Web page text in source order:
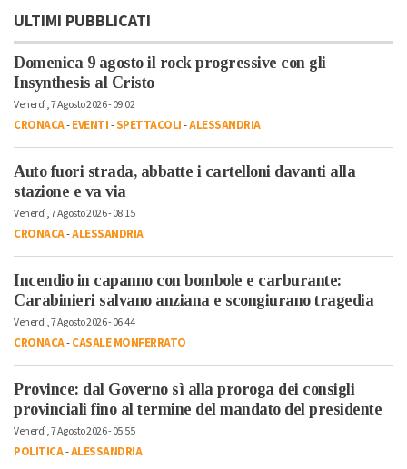
ULTIMI PUBBLICATI
Domenica 9 agosto il rock progressive con gli
Insynthesis al Cristo
Venerdì, 7 Agosto 2026 - 09:02
CRONACA-EVENTI-SPETTACOLI-ALESSANDRIA
Auto fuori strada, abbatte i cartelloni davanti alla
stazione e va via
Venerdì, 7 Agosto 2026 - 08:15
CRONACA-ALESSANDRIA
Incendio in capanno con bombole e carburante:
Carabinieri salvano anziana e scongiurano tragedia
Venerdì, 7 Agosto 2026 - 06:44
CRONACA-CASALE MONFERRATO
Province: dal Governo sì alla proroga dei consigli
provinciali fino al termine del mandato del presidente
Venerdì, 7 Agosto 2026 - 05:55
POLITICA-ALESSANDRIA